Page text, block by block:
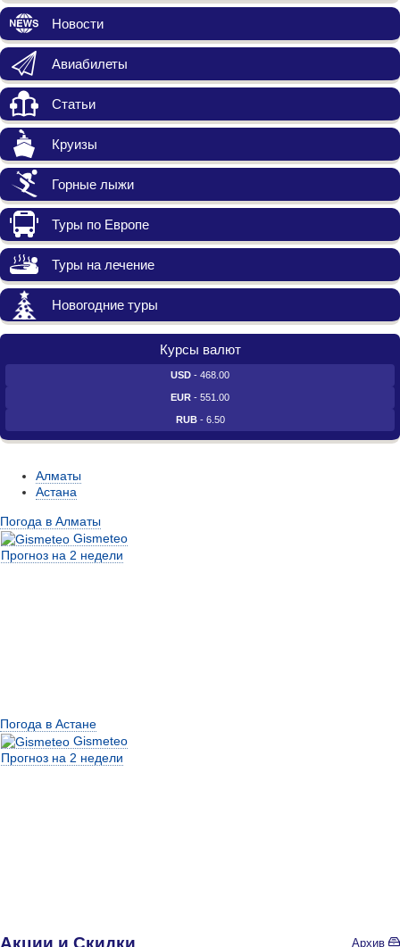
Новости
Авиабилеты
Статьи
Круизы
Горные лыжи
Туры по Европе
Туры на лечение
Новогодние туры
Курсы валют
USD - 468.00
EUR - 551.00
RUB- 6.50
Алматы
Астана
Погода в Алматы
Gismeteo
Прогноз на 2 недели
Погода в Астане
Gismeteo
Прогноз на 2 недели
Акции и Скидки Архив